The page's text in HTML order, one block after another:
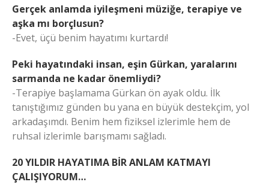
Gerçek anlamda iyileşmeni müziğe, terapiye ve
aşka mı borçlusun?
-Evet, üçü benim hayatımı kurtardı!
Peki hayatındaki insan, eşin Gürkan, yaralarını
sarmanda ne kadar önemliydi?
-Terapiye başlamama Gürkan ön ayak oldu. İlk
tanıştığımız günden bu yana en büyük destekçim, yol
arkadaşımdı. Benim hem fiziksel izlerimle hem de
ruhsal izlerimle barışmamı sağladı.
20 YILDIR HAYATIMA BİR ANLAM KATMAYI
ÇALIŞIYORUM…